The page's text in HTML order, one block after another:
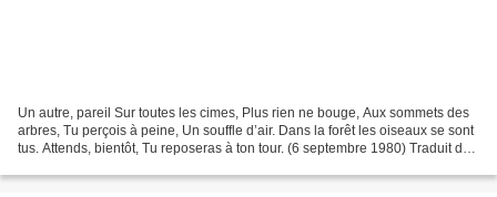
Un autre, pareil Sur toutes les cimes, Plus rien ne bouge, Aux sommets des
arbres, Tu perçois à peine, Un souffle d’air. Dans la forêt les oiseaux se sont
tus. Attends, bientôt, Tu reposeras à ton tour. (6 septembre 1980) Traduit de